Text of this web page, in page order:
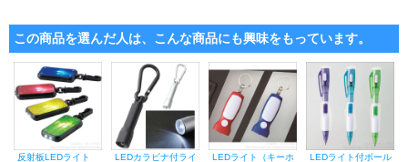
この商品を選んだ人は、こんな商品にも興味をもっています。
反射板LEDライト LEDカラビナ付ライ LEDライト（キーホ LEDライト付ボール